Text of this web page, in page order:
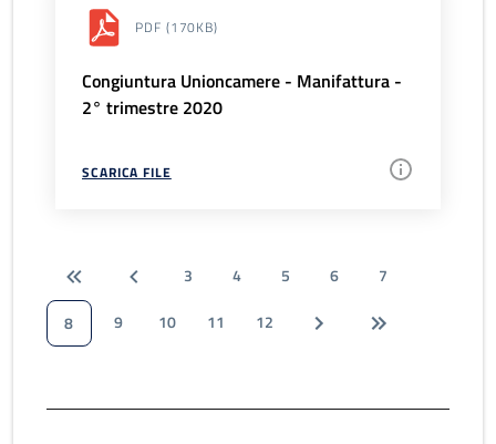
PDF (170KB)
Congiuntura Unioncamere - Manifattura -
2° trimestre 2020
SCARICA FILE
3 4 5 6
7
8
9 10 11 12